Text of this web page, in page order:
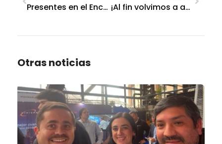
Presentes en el Encuentro Tecnológico ALAS – Edición Bogotá ¡Al fin volvimos a abrazarnos en un (r)encuentro tan esperado!
Otras noticias